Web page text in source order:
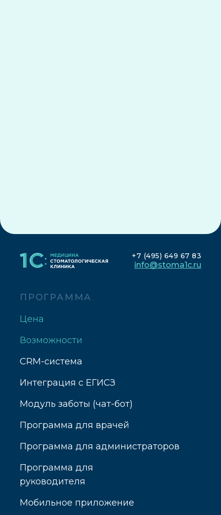
+7 (495) 649 67 83
info@stoma1c.ru
ПРОГРАММА
Цена
Возможности
CRM-система
Интеграция с ЕГИСЗ
Модуль заботы (чат-бот)
Программа для врачей
Программа для администраторов
Программа для
руководителя
Мобильное приложение